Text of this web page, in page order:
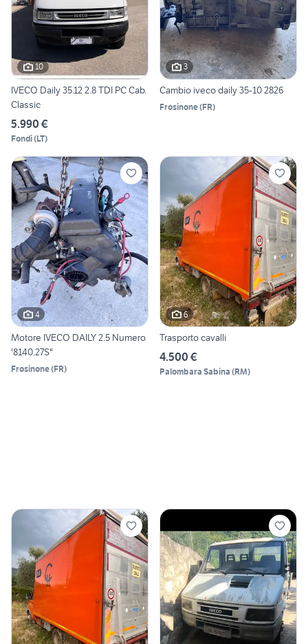
10
IVECO Daily 35.12 2.8 TDI PC Cab.
Classic
5.990 €
Fondi(LT)
3
Cambio iveco daily 35-10 2826
Frosinone(FR)
4
Motore IVECO DAILY 2.5 Numero
'8140.27S"
Frosinone(FR)
6
Trasporto cavalli
4.500 €
Palombara Sabina (RM)